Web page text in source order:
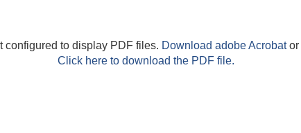
configured to display PDF files. Download adobe Acrobator
Click here to download the PDF file.